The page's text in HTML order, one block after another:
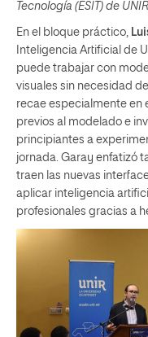
Tecnología (ESIT) de
En el bloque práctico,
Inteligencia Artificial de
puede trabajar con
visuales sin necesidad
recae especialmente en
previos al modelado e
principiantes a
jornada. Garay enfatizó
traen las nuevas
aplicar inteligencia
profesionales gracias a